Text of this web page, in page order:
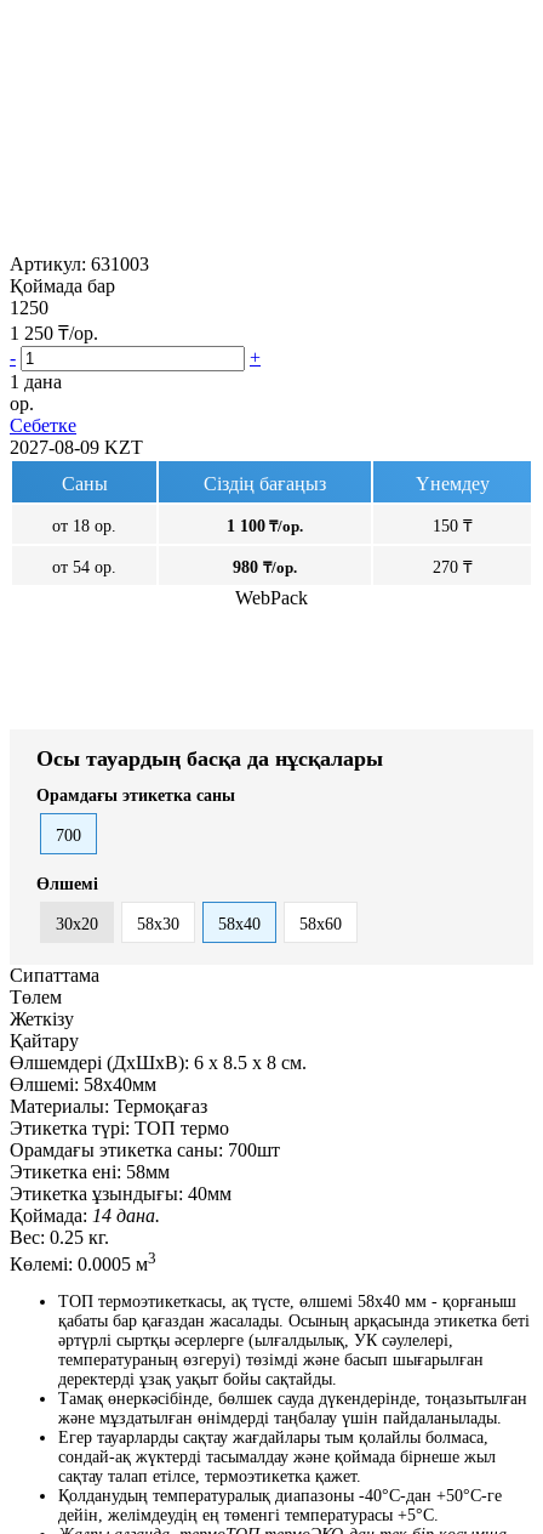
Артикул: 631003
Қоймада бар
1250
1 250 ₸/ор.
-
+
1 дана
ор.
Себетке
2027-08-09 KZT
Саны
Сіздің бағаңыз Үнемдеу
от 18 ор. 1 100 ₸/ор. 150 ₸
от 54 ор. 980 ₸/ор. 270 ₸
WebPack
Осы тауардың басқа да нұсқалары
Орамдағы этикетка саны
700
Өлшемі
30х20 58х30 58х40 58х60
Сипаттама
Төлем
Жеткізу
Қайтару
Өлшемдері (ДxШxВ): 6 x 8.5 x 8 см.
Өлшемі: 58х40мм
Материалы: Термоқағаз
Этикетка түрі: ТОП термо
Орамдағы этикетка саны: 700шт
Этикетка ені: 58мм
Этикетка ұзындығы: 40мм
Қоймада: 14 дана.
Вес: 0.25 кг.
Көлемі: 0.0005 м3
ТОП термоэтикеткасы, ақ түсте, өлшемі 58x40 мм - қорғаныш
қабаты бар қағаздан жасалады. Осының арқасында этикетка беті
әртүрлі сыртқы әсерлерге (ылғалдылық, УК сәулелері,
температураның өзгеруі) төзімді және басып шығарылған
деректерді ұзақ уақыт бойы сақтайды.
Тамақ өнеркәсібінде, бөлшек сауда дүкендерінде, тоңазытылған
және мұздатылған өнімдерді таңбалау үшін пайдаланылады.
Егер тауарларды сақтау жағдайлары тым қолайлы болмаса,
сондай-ақ жүктердi тасымалдау және қоймада бiрнеше жыл
сақтау талап етiлсе, термоэтикетка қажет.
Қолданудың температуралық диапазоны -40°С-дан +50°С-ге
дейін, желімдеудің ең төменгі температурасы +5°С.